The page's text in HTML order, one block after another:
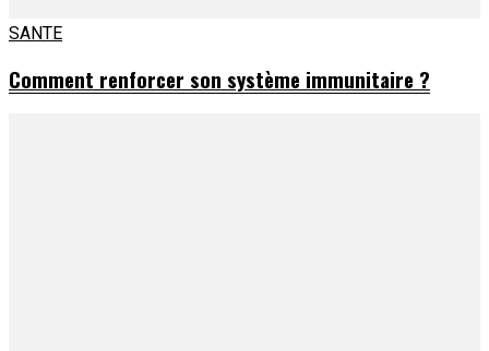
SANTE
Comment renforcer son système immunitaire ?